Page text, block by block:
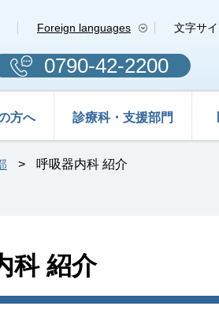
Foreign languages 文字サ
0790-42-2200
方へ 診療科・支援部門
> 呼吸器内科 紹介
科 紹介